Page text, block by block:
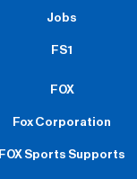
Jobs
FS1
FOX
Fox Corporation
FOX Sports Supports